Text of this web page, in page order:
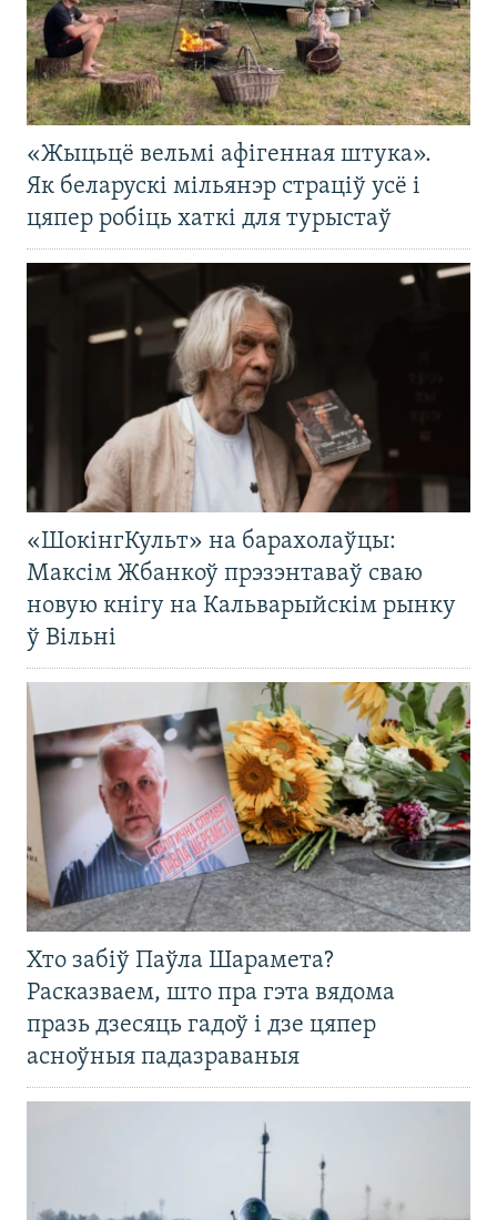
«Жыцьцё вельмі афігенная штука».
Як беларускі мільянэр страціў усё і
цяпер робіць хаткі для турыстаў
«ШокінгКульт» на барахолаўцы:
Максім Жбанкоў прэзэнтаваў сваю
новую кнігу на Кальварыйскім рынку
ў Вільні
Хто забіў Паўла Шарамета?
Расказваем, што пра гэта вядома
празь дзесяць гадоў і дзе цяпер
асноўныя падазраваныя